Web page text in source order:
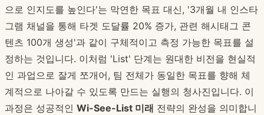
으로 인지도를 높인다'는 막연한 목표 대신, '3개월 내 인스타
그램 채널을 통해 타겟 도달률 20% 증가, 관련 해시태그 콘
텐츠 100개 생성'과 같이 구체적이고 측정 가능한 목표를 설
정하는 것입니다. 이처럼 'List' 단계는 원대한 비전을 현실적
인 과업으로 잘게 쪼개어, 팀 전체가 동일한 목표를 향해 체
계적으로 나아갈 수 있도록 만드는 실행의 청사진입니다. 이
과정은 성공적인 Wi-See-List 미래 전략의 완성을 의미합니